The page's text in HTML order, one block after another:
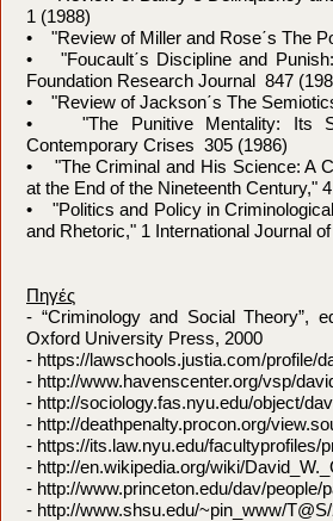
1 (1988)
• "Review of Miller and Rose΄s The
• "Foucault΄s Discipline and
Foundation Research Journal 847
• "Review of Jackson΄s The
• "The Punitive Mentality: Its
Contemporary Crises 305 (1986)
• "The Criminal and His Science: A
at the End of the Nineteenth Century,"
• "Politics and Policy in
and Rhetoric," 1 International Journal
Πηγές
- “Criminology and Social Theory”,
Oxford University Press, 2000
- https://lawschools.justia.com/profile/
- http://www.havenscenter.org/vsp/
- http://sociology.fas.nyu.edu/object/
- http://deathpenalty.procon.org/
- https://its.law.nyu.edu/facultyprofiles/
- http://en.wikipedia.org/wiki/
- http://www.princeton.edu/dav/people/
- http://www.shsu.edu/~pin_www/